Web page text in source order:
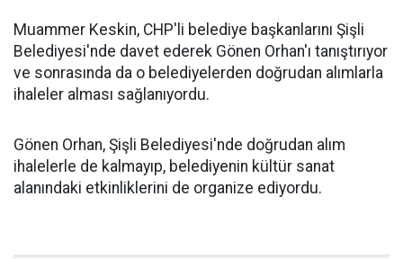
Muammer Keskin, CHP'li belediye başkanlarını Şişli
Belediyesi'nde davet ederek Gönen Orhan'ı tanıştırıyor
ve sonrasında da o belediyelerden doğrudan alımlarla
ihaleler alması sağlanıyordu.
Gönen Orhan, Şişli Belediyesi'nde doğrudan alım
ihalelerle de kalmayıp, belediyenin kültür sanat
alanındaki etkinliklerini de organize ediyordu.